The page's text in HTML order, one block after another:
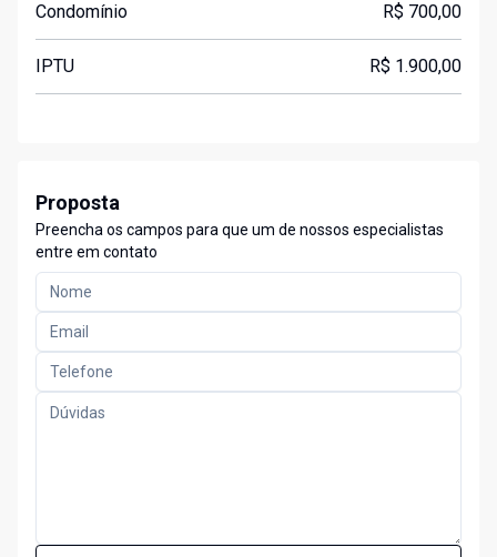
Condomínio R$ 700,00
IPTU R$ 1.900,00
Proposta
Preencha os campos para que um de nossos especialistas
entre em contato